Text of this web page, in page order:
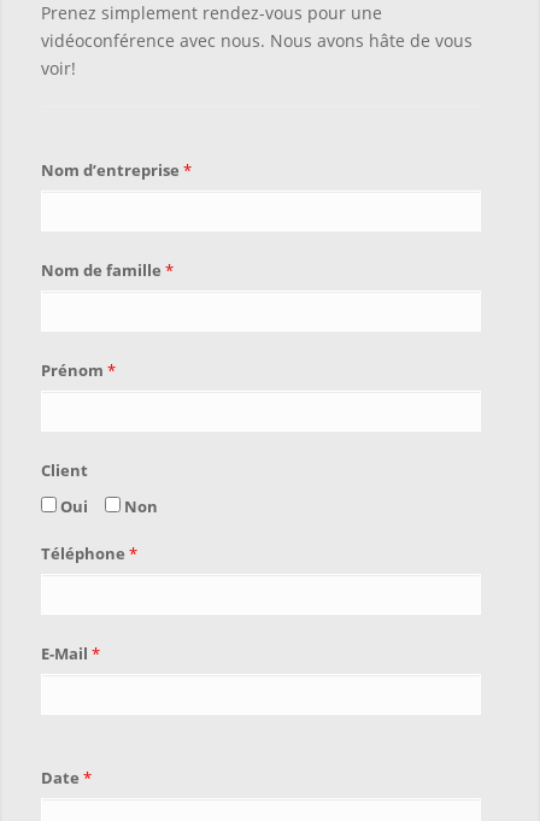
Prenez simplement rendez-vous pour une
vidéoconférence avec nous. Nous avons hâte de vous
voir!
Nom d’entreprise *
Nom de famille *
Prénom *
Client
Oui
Non
Téléphone *
E-Mail *
Date *